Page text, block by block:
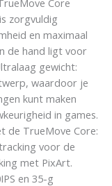
zorgvuldig
en maximaal
de hand ligt voor
gewicht:
waardoor je
kunt maken
in games.
de TrueMove Core:
voor de
met PixArt.
en 35-g